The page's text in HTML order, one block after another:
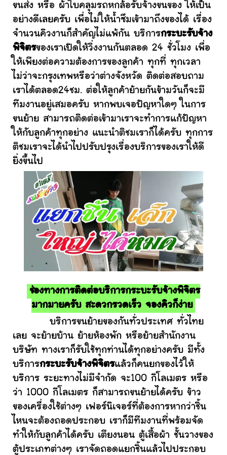
ขนส่ง หรือ ผ้าใบคลุมรถหกล้อรับจ้างขนของ ให้เป็น
อย่างดีเลยครับ เพื่อไม่ให้น้ำซึมเข้ามาถึงของได้ เรื่อง
จำนวนคิวงานก็สำคัญไม่แพ้กัน บริการกระบะรับจ้าง
พิจิตรของเราเปิดให้วิ่งงานกันตลอด 24 ชั่วโมง เพื่อ
ให้เพียงต่อความต้องการของลูกค้า ทุกที่ ทุกเวลา
ไม่ว่าจะกรุงเทพหรือว่าต่างจังหวัด ติดต่อสอบถาม
เราได้ตลอด24ชม. ต่อให้ลูกค้าย้ายกันข้ามวันก็จะมี
ทีมงานอยู่เสมอครับ หากพบเจอปัญหาใดๆ ในการ
ขนย้าย สามารถติดต่อเข้ามาเราจะทำการแก้ปัญหา
ให้กับลูกค้าทุกอย่าง แนะนำติชมเราก็ได้ครับ ทุกการ
ติชมเราจะได้นำไปปรับปรุงเรื่องบริการของเราให้ดี
ยิ่งขึ้นไป
ช่องทางการติดต่อบริการกระบะรับจ้างพิจิตร
มากมายครับ สะดวกรวดเร็ว จองคิวก็ง่าย
บริการขนย้ายของกันทั่วประเทศ ทั่วไทย
เลย จะย้ายบ้าน ย้ายห้องพัก หรือย้ายสำนักงาน
บริษัท ทางเราก็รับใช้ทุกท่านได้ทุกอย่างครับ มีทั้ง
บริการกระบะรับจ้างพิจิตรแล้วก็คนยกของไว้ให้
บริการ ระยะทางไม่มีจำกัด จะ100 กิโลเมตร หรือ
ว่า 1000 กิโลเมตร ก็สามารถขนย้ายได้ครับ ข้าว
ของเครื่องใช้ต่างๆ เฟอร์นิเจอร์ที่ต้องการหากว่าชิ้น
ไหนจะต้องถอดประกอบ เราก็มีทีมงานที่พร้อมจัด
ทำให้กับลูกค้าได้ครับ เตียงนอน ตู้เสื้อผ้า ชั้นวางของ
ตู้ประเภทต่างๆ เราจัดถอดแยกชิ้นแล้วไปประกอบ